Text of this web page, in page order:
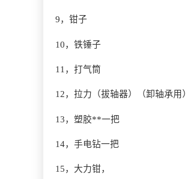
9，钳子
10，铁锤子
11，打气筒
12，拉力（拔轴器）（卸轴承用）
13，塑胶**一把
14，手电钻一把
15，大力钳，